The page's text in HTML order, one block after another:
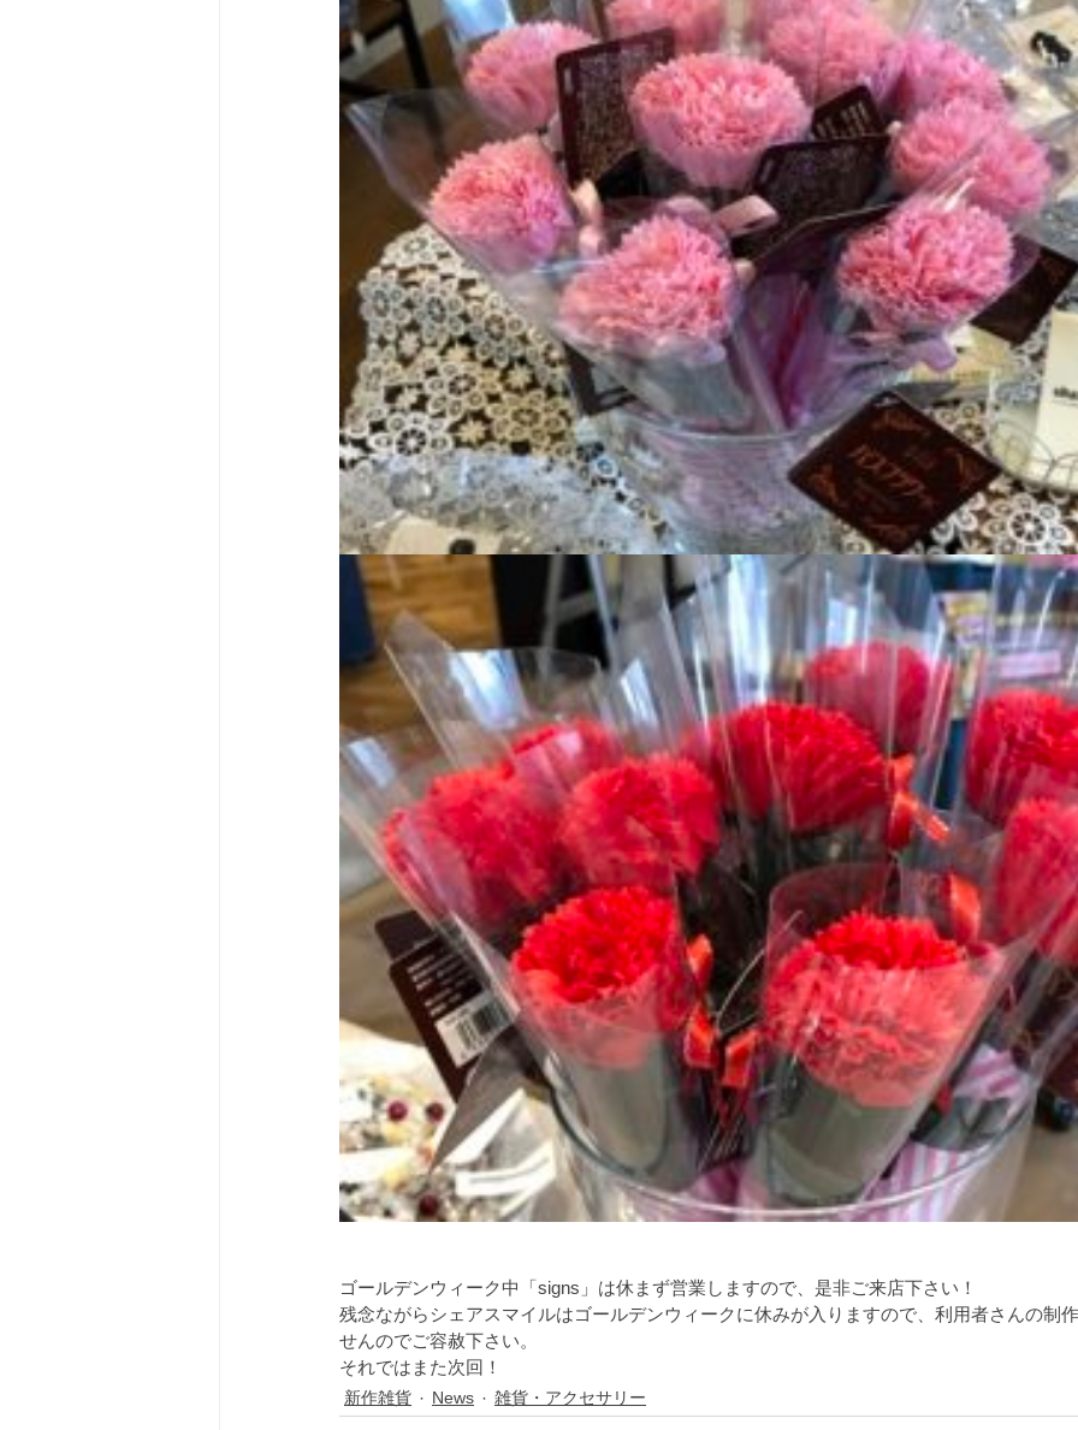
ゴールデンウィーク中「signs」は休まず営業しますので、是非ご来店下さい！
残念ながらシェアスマイルはゴールデンウィークに休みが入りますので、利用者さんの制
せんのでご容赦下さい。
それではまた次回！
新作雑貨 News 雑貨・アクセサリー